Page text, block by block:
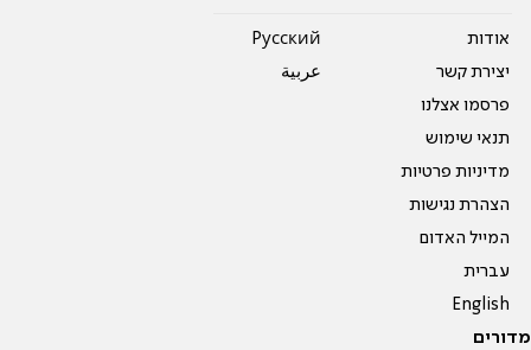
אודות
יצירת קשר
פרסמו אצלנו
תנאי שימוש
מדיניות פרטיות
הצהרת נגישות
המייל האדום
עברית
English
Pусский
عربية
מדורים